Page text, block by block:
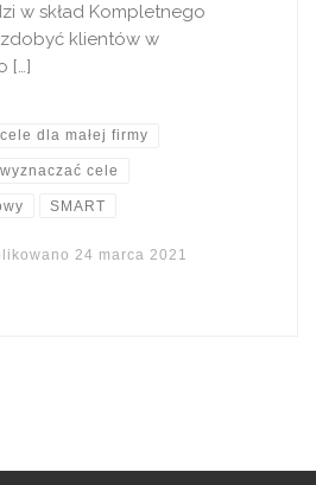
w skład Kompletnego
zdobyć klientów w
[…]
cele dla małej firmy
cele
SMART
24 marca 2021